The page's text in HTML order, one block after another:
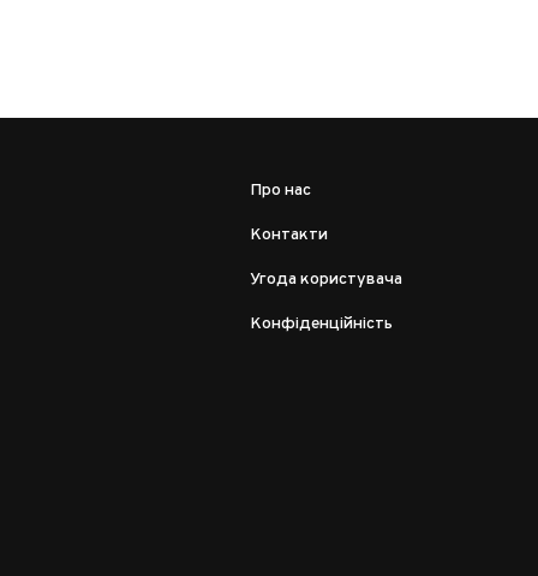
Про нас
Контакти
Угода користувача
Конфіденційність